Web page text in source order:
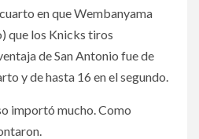
en que Wembanyama
que los Knicks tiros
de San Antonio fue de
y de hasta 16 en el segundo.
importó mucho. Como